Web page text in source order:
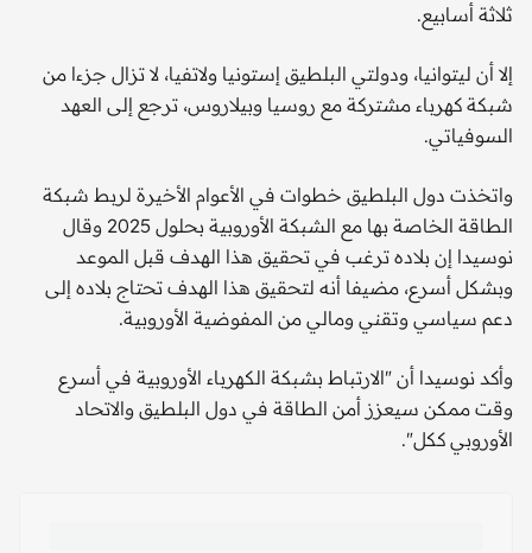
ثلاثة أسابيع.
إلا أن ليتوانيا، ودولتي البلطيق إستونيا ولاتفيا، لا تزال جزءا من
شبكة كهرباء مشتركة مع روسيا وبيلاروس، ترجع إلى العهد
السوفياتي.
واتخذت دول البلطيق خطوات في الأعوام الأخيرة لربط شبكة
الطاقة الخاصة بها مع الشبكة الأوروبية بحلول 2025 وقال
نوسيدا إن بلاده ترغب في تحقيق هذا الهدف قبل الموعد
وبشكل أسرع، مضيفا أنه لتحقيق هذا الهدف تحتاج بلاده إلى
دعم سياسي وتقني ومالي من المفوضية الأوروبية.
وأكد نوسيدا أن "الارتباط بشبكة الكهرباء الأوروبية في أسرع
وقت ممكن سيعزز أمن الطاقة في دول البلطيق والاتحاد
الأوروبي ككل".